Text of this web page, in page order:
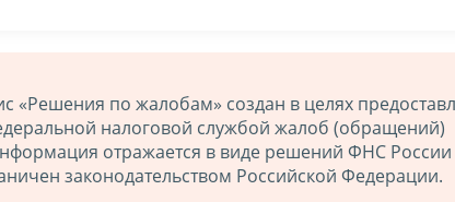
«Решения по жалобам» создан в целях
налоговой службой жалоб (обращений)
отражается в виде решений ФНС России
законодательством Российской Федерации.